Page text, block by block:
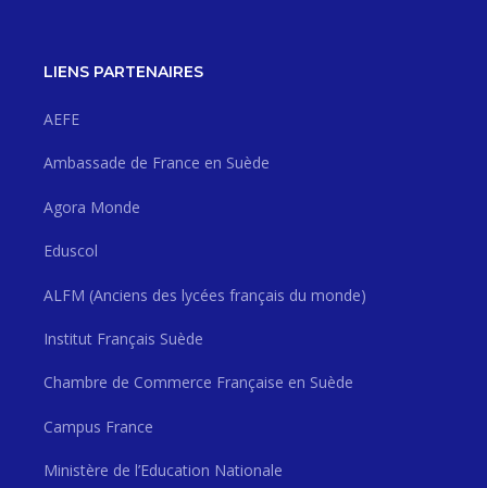
LIENS PARTENAIRES
AEFE
Ambassade de France en Suède
Agora Monde
Eduscol
ALFM (Anciens des lycées français du monde)
Institut Français Suède
Chambre de Commerce Française en Suède
Campus France
Ministère de l’Education Nationale